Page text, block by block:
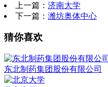
上一篇： 济南大学
下一篇： 潍坊奥体中心
猜你喜欢
东北制药集团股份有限公司